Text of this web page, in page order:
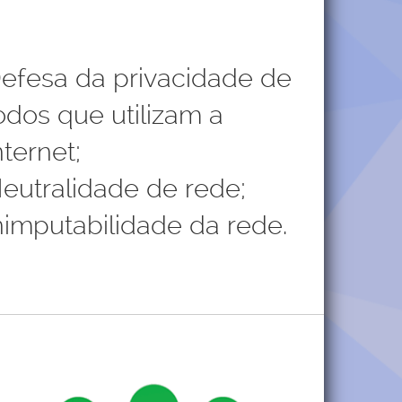
da privacidade de
que utilizam a
de rede;
da rede.